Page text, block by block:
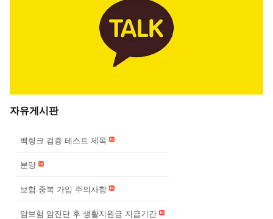
자유게시판
백링크 검증 테스트 제목
분양
보험 중복 가입 주의사항
암보험 암진단 후 생활지원금 지급기간